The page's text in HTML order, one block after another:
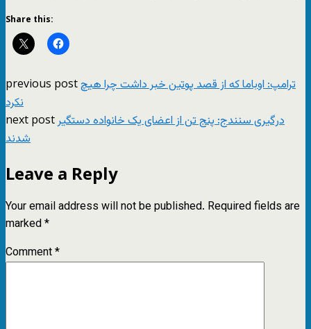
Share this:
previous postترامپ: اوباما که از قصد پوتین خبر داشت چرا هیچ
نکرد
next postدرگیری سنندج: پنج تن از اعضای یک خانواده دستگیر
شدند
Leave a Reply
Your email address will not be published. Required fields are
marked*
Comment*